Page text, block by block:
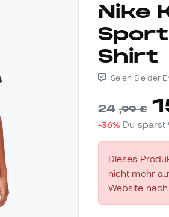
Nike Kinder
Shirt
Seien Sie der
24,99 €
-36% Du sparst
Dieses
nicht mehr
Website